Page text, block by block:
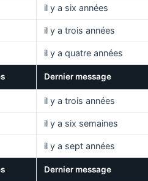
il y a six années
il y a trois années
il y a quatre années
Dernier message
il y a trois années
il y a six semaines
il y a sept années
Dernier message